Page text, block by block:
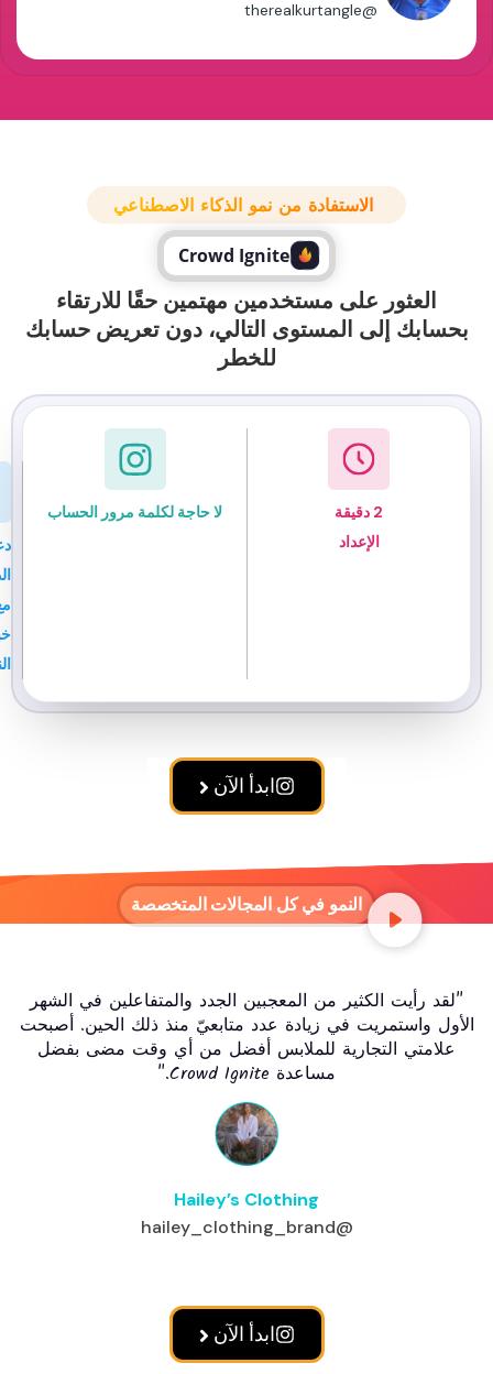
@therealkurtangle
الاستفادة من نمو الذكاء الاصطناعي
Crowd Ignite
على مستخدمين مهتمين حقًا للارتقاء
إلى المستوى التالي، دون تعريض حسابك
لا حاجة لكلمة مرور الحساب
ابدأ الآن
النمو في كل المجالات المتخصصة
رأيت الكثير من المعجبين الجدد والمتفاعلين في الشهر
واستمريت في زيادة عدد متابعيّ منذ ذلك الحين. أصبحت
التجارية للملابس أفضل من أي وقت مضى بفضل
مساعدة Crowd Ignite.
"
Hailey’s Clothing
ابدأ الآن